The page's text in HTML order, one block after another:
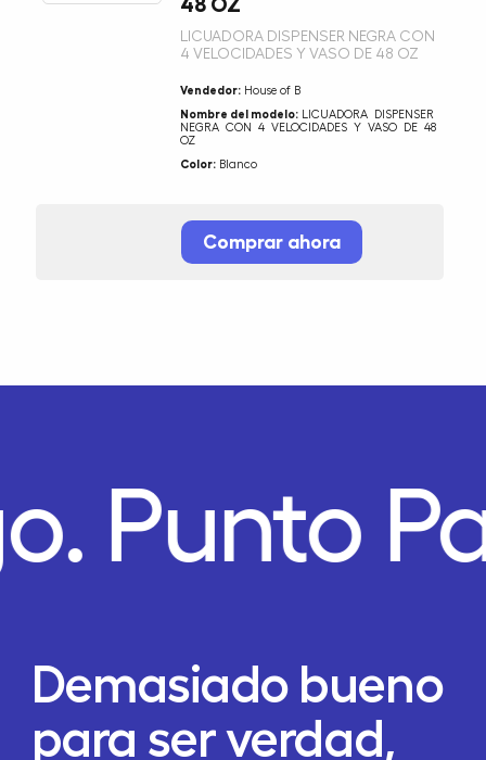
LICUADORA DISPENSER NEGRA CON
4 VELOCIDADES Y VASO DE 48 OZ
Vendedor: House of B
Nombre del modelo: LICUADORA DISPENSER
NEGRA CON 4 VELOCIDADES Y VASO DE 48
OZ
Color: Blanco
Comprar ahora
Punto
Demasiado bueno
para ser verdad,